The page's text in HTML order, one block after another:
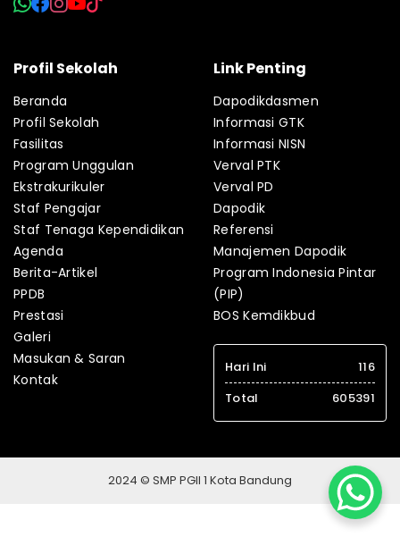
Profil Sekolah
Beranda
Profil Sekolah
Fasilitas
Program Unggulan
Ekstrakurikuler
Staf Pengajar
Staf Tenaga Kependidikan
Agenda
Berita-Artikel
PPDB
Prestasi
Galeri
Masukan & Saran
Kontak
Link Penting
Dapodikdasmen
Informasi GTK
Informasi NISN
Verval PTK
Verval PD
Dapodik
Referensi
Manajemen Dapodik
Program Indonesia Pintar
(PIP)
BOS Kemdikbud
Hari Ini
116
Total
605391
2024 © SMP PGII 1 Kota Bandung